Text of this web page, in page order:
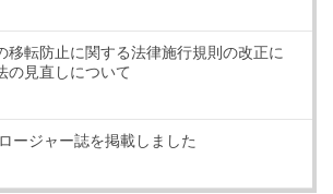
移転防止に関する法律施行規則の改正に
の見直しについて
ージャー誌を掲載しました